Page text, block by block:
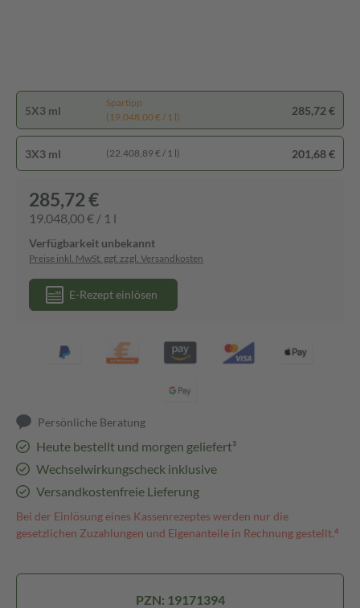
5X3 ml
Spartipp
(19.048,00 € / 1 l)
285,72 €
3X3 ml (22.408,89 € / 1 l) 201,68 €
285,72 €
19.048,00 € / 1 l
Verfügbarkeit unbekannt
Preise inkl. MwSt. ggf. zzgl. Versandkosten
E-Rezept einlösen
Persönliche Beratung
Heute bestellt und morgen geliefert³
Wechselwirkungscheck inklusive
Versandkostenfreie Lieferung
Bei der Einlösung eines Kassenrezeptes werden nur die
gesetzlichen Zuzahlungen und Eigenanteile in Rechnung gestellt.⁴
PZN: 19171394